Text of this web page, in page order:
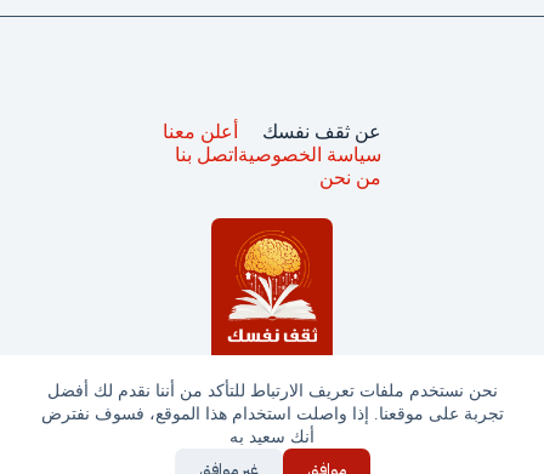
نحن نستخدم ملفات تعريف الارتباط للتأكد من أننا نقدم لك أفضل
تجربة على موقعنا. إذا واصلت استخدام هذا الموقع، فسوف نفترض
أنك سعيد به
جميع الحقوق محفوظة © ثقف نفسك 2025
عن ثقف نفسك
سياسة الخصوصية
من نحن
أعلن معنا
اتصل بنا